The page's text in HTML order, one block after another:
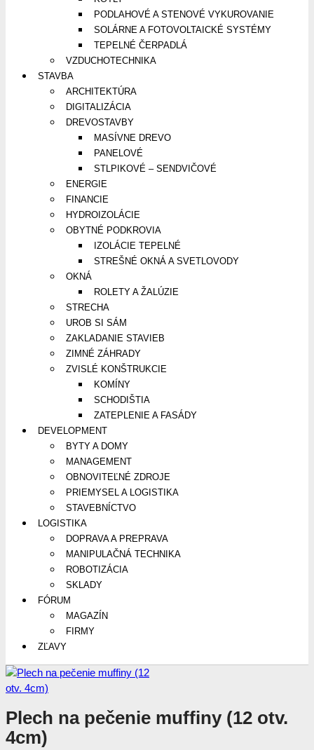
PODLAHOVÉ A STENOVÉ VYKUROVANIE
SOLÁRNE A FOTOVOLTAICKÉ SYSTÉMY
TEPELNÉ ČERPADLÁ
VZDUCHOTECHNIKA
STAVBA
ARCHITEKTÚRA
DIGITALIZÁCIA
DREVOSTAVBY
MASÍVNE DREVO
PANELOVÉ
STLPIKOVÉ – SENDVIČOVÉ
ENERGIE
FINANCIE
HYDROIZOLÁCIE
OBYTNÉ PODKROVIA
IZOLÁCIE TEPELNÉ
STREŠNÉ OKNÁ A SVETLOVODY
OKNÁ
ROLETY A ŽALÚZIE
STRECHA
UROB SI SÁM
ZAKLADANIE STAVIEB
ZIMNÉ ZÁHRADY
ZVISLÉ KONŠTRUKCIE
KOMÍNY
SCHODIŠTIA
ZATEPLENIE A FASÁDY
DEVELOPMENT
BYTY A DOMY
MANAGEMENT
OBNOVITEĽNÉ ZDROJE
PRIEMYSEL A LOGISTIKA
STAVEBNÍCTVO
LOGISTIKA
DOPRAVA A PREPRAVA
MANIPULAČNÁ TECHNIKA
ROBOTIZÁCIA
SKLADY
FÓRUM
MAGAZÍN
FIRMY
ZĽAVY
Plech na pečenie muffiny (12 otv.
4cm)